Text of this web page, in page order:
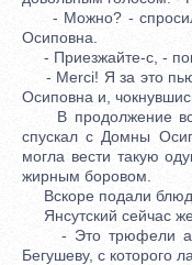
- Можно? -
Осиповна.
- Приезжайте-с, -
- Merci! Я за это
Осиповна и,
В продолжение
спускал с Домны
могла вести такую
жирным боровом.
Вскоре подали
Янсутский сейчас же
- Это трюфели a la
Бегушеву, с которого